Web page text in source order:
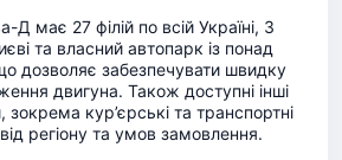
Д має 27 філій по всій Україні, 3
та власний автопарк із понад
дозволяє забезпечувати швидку
двигуна. Також доступні інші
кур’єрські та транспортні
регіону та умов замовлення.